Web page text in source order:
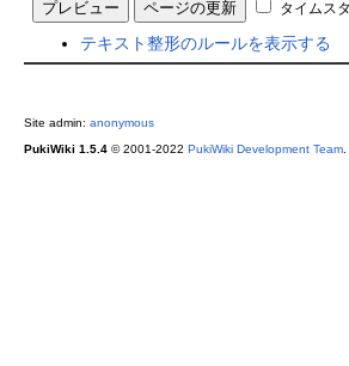
タイムス
テキスト整形のルールを表示する
Site admin: anonymous
PukiWiki 1.5.4© 2001-2022 PukiWiki Development Team.